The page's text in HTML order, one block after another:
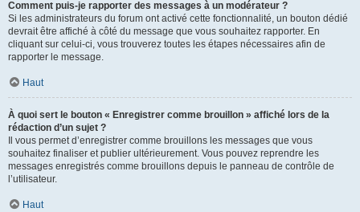
Comment puis-je rapporter des messages à un modérateur ?
Si les administrateurs du forum ont activé cette fonctionnalité, un bouton dédié
devrait être affiché à côté du message que vous souhaitez rapporter. En
cliquant sur celui-ci, vous trouverez toutes les étapes nécessaires afin de
rapporter le message.
Haut
À quoi sert le bouton « Enregistrer comme brouillon » affiché lors de la
rédaction d’un sujet ?
Il vous permet d’enregistrer comme brouillons les messages que vous
souhaitez finaliser et publier ultérieurement. Vous pouvez reprendre les
messages enregistrés comme brouillons depuis le panneau de contrôle de
l’utilisateur.
Haut